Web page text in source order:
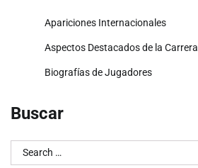
Apariciones Internacionales
Aspectos Destacados de la Carrera
Biografías de Jugadores
Buscar
Search
for: